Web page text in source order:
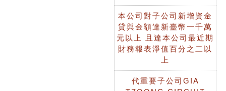
本公司對子公司新增資金
貸與金額達新臺幣一千萬
元以上 且達本公司最近期
財務報表淨值百分之二以
上
代重要子公司GIA